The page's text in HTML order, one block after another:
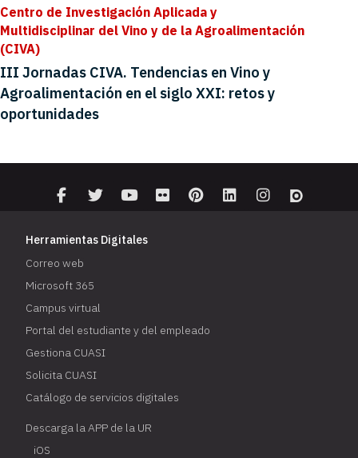
Centro de Investigación Aplicada y
Multidisciplinar del Vino y de la Agroalimentación
(CIVA)
III Jornadas CIVA. Tendencias en Vino y
Agroalimentación en el siglo XXI: retos y
oportunidades
Herramientas Digitales
Correo web
Microsoft 365
Campus virtual
Portal del estudiante y del empleado
Gestiona CUASI
Solicita CUASI
Catálogo de servicios digitales
Descarga la APP de la UR
iOS